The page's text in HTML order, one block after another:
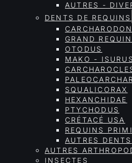
AUTRES -
DENTS DE REQUINS
GRAND
OTODUS
MAKO - ISURUS
SQUALICORAX
HEXANCHIDAE
PTYCHODUS
CRÉTACÉ USA
REQUINS
AUTRES DENTS
AUTRES
INSECTES